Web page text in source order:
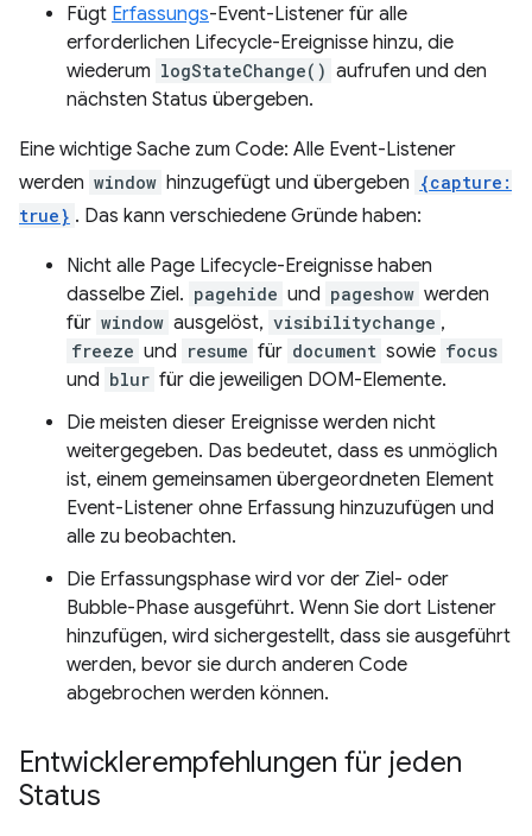
Fügt Erfassungs-Event-Listener für alle
erforderlichen Lifecycle-Ereignisse hinzu, die
wiederum logStateChange() aufrufen und den
nächsten Status übergeben.
Eine wichtige Sache zum Code: Alle Event-Listener
werden window hinzugefügt und übergeben {capture:
true} . Das kann verschiedene Gründe haben:
Nicht alle Page Lifecycle-Ereignisse haben
dasselbe Ziel. pagehide und pageshow werden
für window ausgelöst, visibilitychange ,
freeze und resume für document sowie focus
und blur für die jeweiligen DOM-Elemente.
Die meisten dieser Ereignisse werden nicht
weitergegeben. Das bedeutet, dass es unmöglich
ist, einem gemeinsamen übergeordneten Element
Event-Listener ohne Erfassung hinzuzufügen und
alle zu beobachten.
Die Erfassungsphase wird vor der Ziel- oder
Bubble-Phase ausgeführt. Wenn Sie dort Listener
hinzufügen, wird sichergestellt, dass sie ausgeführt
werden, bevor sie durch anderen Code
abgebrochen werden können.
Entwicklerempfehlungen für jeden
Status